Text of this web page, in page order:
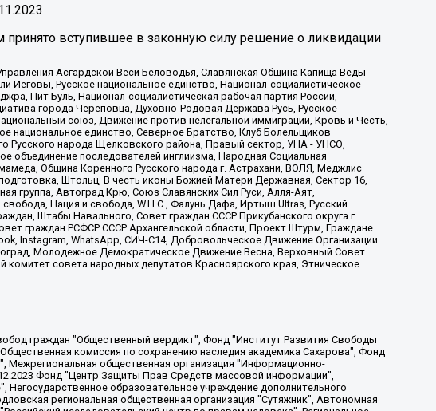
вступившее в законную силу решение о ликвидации
Асгардской Веси Беловодья, Славянская Община Капища Веды
Русское национальное единство, Национал-социалистическое
Пит Буль, Национал-социалистическая рабочая партия России,
города Череповца, Духовно-Родовая Держава Русь, Русское
союз, Движение против нелегальной иммиграции, Кровь и Честь,
национальное единство, Северное Братство, Клуб Болельщиков
Русского народа Щелковского района, Правый сектор, УНА - УНСО,
объединение последователей инглиизма, Народная Социальная
Община Коренного Русского народа г. Астрахани, ВОЛЯ, Меджлис
Штольц, В честь иконы Божией Матери Державная, Сектор 16,
группа, Автоград Крю, Союз Славянских Сил Руси, Алля-Аят,
Нация и свобода, W.H.С., Фалунь Дафа, Иртыш Ultras, Русский
Штабы Навального, Совет граждан СССР Прикубанского округа г.
граждан РСФСР СССР Архангельской области, Проект Штурм, Граждане
Instagram, WhatsApp, СИЧ-С14, Добровольческое Движение Организации
Молодежное Демократическое Движение Весна, Верховный Совет
совета народных депутатов Красноярского края, Этническое
движение "Российская ЛГБТ - сеть", Оленичев Максим Владимирович, Павлов Иван Юрьевич, Скворцова Елена Сергеевна, Общество с ограниченной ответственностью "Как бы инагент", Кочетков Игорь Викторович, Общество с ограниченной ответственностью "Честные выборы", Еланчик Олег Александрович, Общество с ограниченной ответственностью "Нобелевский призыв", Гималова Регина Эмилевна, Григорьев Андрей Валерьевич, Григорьева Алина Александровна, Ассоциация по содействию защите прав призывников, альтернативнослужащих и военнослужащих "Правозащитная группа "Гражданин.Армия.Право", Хисамова Регина Фаритовна, Автономная некоммерческая организация по реализации социально-правовых программ "Лилит", Дальневосточное общественное движение "Маяк", Санкт-Петербургская ЛГБТ-инициативная группа "Выход", Инициативная группа ЛГБТ+ "Реверс", Алексеев Андрей Викторович, Бекбулатова Таисия Львовна, Беляев Иван Михайлович, Владыкина Елена Сергеевна, Гельман Марат Александрович, Никульшина Вероника Юрьевна, Толоконникова Надежда Андреевна, Шендерович Виктор Анатольевич, Общество с ограниченной ответственностью "Данное сообщение", Общество с ограниченной ответственностью Издательский дом "Новая глава", Айнбиндер Александра Александровна, Московский комьюнити-центр для ЛГБТ+инициатив, Благотворительный фонд развития филантропии, Deutsche Welle (Германия, Kurt-Schumacher-Strasse 3, 53113 Bonn), Борзунова Мария Михайловна, Воробьев Виктор Викторович, Голубева Анна Львовна, Константинова Алла Михайловна, Малкова Ирина Владимировна, Мурадов Мурад Абдулгалимович, Осетинская Елизавета Николаевна, Понасенков Евгений Николаевич, Ганапольский Матвей Юрьевич, Киселев Евгений Алексеевич, Борухович Ирина Григорьевна, Дремин Иван Тимофеевич, Дубровский Дмитрий Викторович, Красноярская региональная общественная организация поддержки и развития альтернативных образовательных технологий и межкультурных коммуникаций "ИНТЕРРА", Маяковская Екатерина Алексеевна, Фейгин Марк Захарович, Филимонов Андрей Викторович, Дзугкоева Регина Николаевна, Доброхотов Роман Александрович, Дудь Юрий Александрович, Елкин Сергей Владимирович, Кругликов Кирилл Игоревич, Сабунаева Мария Леонидовна, Семенов Алексей Владимирович, Шаинян Карен Багратович, Шульман Екатерина Михайловна, Асафьев Артур Валерьевич, Вахштайн Виктор Семенович, Венедиктов Алексей Алексеевич, Лушникова Екатерина Евгеньевна, Волков Леонид Михайлович, Невзоров Александр Глебович, Пархоменко Сергей Борисович, Сироткин Ярослав Николаевич, Кара-Мурза Владимир Владимирович, Баранова Наталья Владимировна, Гозман Леонид Яковлевич, Кагарлицкий Борис Юльевич, Климарев Михаил Валерьевич, Милов Владимир Станиславович, Автономная некоммерческая организация Краснодарский центр современного искусства "Типография", Моргенштерн Алишер Тагирович, Соболь Любовь Эдуардовна, Общество с ограниченной ответственностью "ЛИЗА НОРМ", Каспаров Гарри Кимович, Ходорковский Михаил Борисович, Общество с ограниченной ответственностью "Апрельские тезисы", Данилович Ирина Брониславовна, Кашин Олег Владимирович, Петров Николай Владимирович, Пивоваров Алексей Владимирович, Соколов Михаил Владимирович, Цветкова Юлия Владимировна, Чичваркин Евгений Александрович, Комитет против пыток/Команда против пыток, Общество с ограниченной ответственностью "Первый научный", Общество с ограниченной ответственностью "Вертолет и ко", Белоцерковская Вероника Борисовна, Кац Максим Евгеньевич, Лазарева Татьяна Юрьевна, Шаведдинов Руслан Табризович, Яшин Илья Валерьевич, Общество с ограниченной ответственностью "Иноагент ААВ", Алешковский Дмитрий Петрович, Альбац Евгения Марковна, Быков Дмитрий Львович, Галямина Юлия Евгеньевна, Лойко Сергей Леонидович, Мартынов Кирилл Константинович, Медведев Сергей Александрович, Крашенинников Федор Геннадиевич, Гордеева Катерина Вл